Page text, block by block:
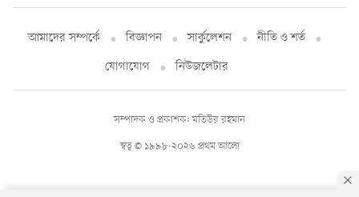
আমাদের সম্পর্কে বিজ্ঞাপন সার্কুলেশন
নীতি ও শর্ত
যোগাযোগ
নিউজলেটার
স্বত্ব © ১৯৯৮-২০২৬ প্রথম আলো
সম্পাদক ও প্রকাশক: মতিউর রহমান